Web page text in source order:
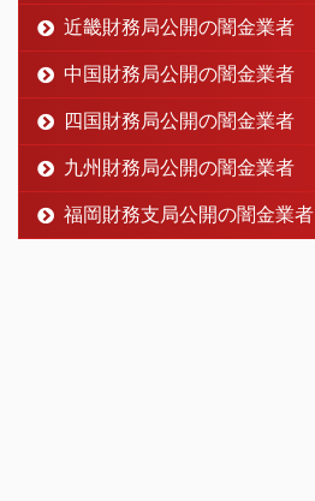
近畿財務局公開の闇金業者
中国財務局公開の闇金業者
四国財務局公開の闇金業者
九州財務局公開の闇金業者
福岡財務支局公開の闇金業者